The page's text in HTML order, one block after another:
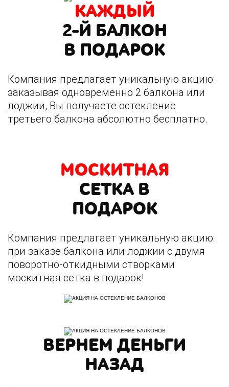
КАЖДЫЙ
2-Й БАЛКОН
В ПОДАРОК
Компания предлагает уникальную акцию:
заказывая одновременно 2 балкона или
лоджии, Вы получаете остекление
третьего балкона абсолютно бесплатно.
МОСКИТНАЯ
СЕТКА В
ПОДАРОК
Компания предлагает уникальную акцию:
при заказе балкона или лоджии с двумя
поворотно-откидными створками
москитная сетка в подарок!
ВЕРНЕМ ДЕНЬГИ
НАЗАД